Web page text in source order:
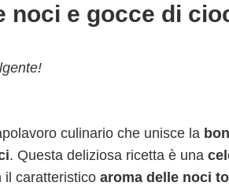
noci e gocce di
culinario che unisce la
. Questa deliziosa ricetta è una
il caratteristico aroma delle noci